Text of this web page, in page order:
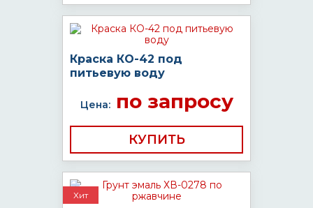
Краска КО-42 под
питьевую воду
Цена:по запросу
КУПИТЬ
Хит